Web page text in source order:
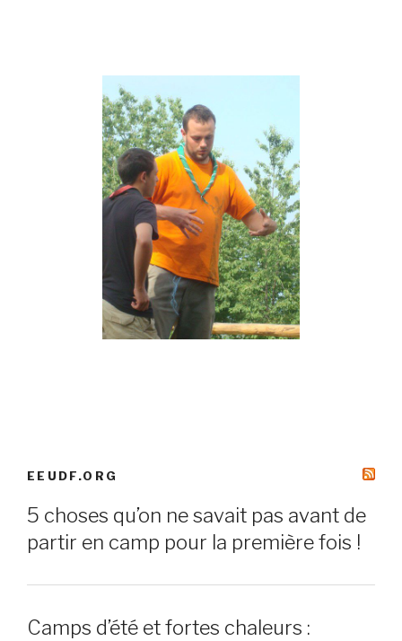
EEUDF.ORG
5 choses qu’on ne savait pas avant de
partir en camp pour la première fois !
Camps d’été et fortes chaleurs :